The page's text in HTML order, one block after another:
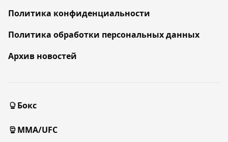
Политика конфиденциальности
Политика обработки персональных данных
Архив новостей
Бокс
MMA/UFC